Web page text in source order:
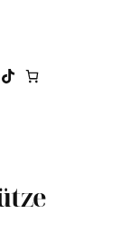
TikTok